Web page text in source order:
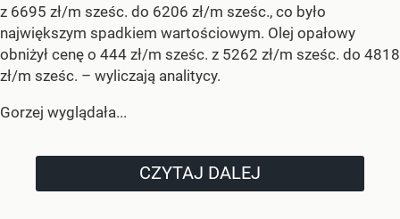
z 6695 zł/m sześc. do 6206 zł/m sześc., co było
największym spadkiem wartościowym. Olej opałowy
obniżył cenę o 444 zł/m sześc. z 5262 zł/m sześc. do 4818
zł/m sześc. – wyliczają analitycy.
Gorzej wyglądała...
CZYTAJ DALEJ